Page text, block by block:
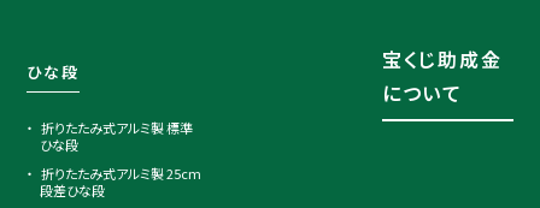
ひな段
折りたたみ式アルミ製 標準
ひな段
折りたたみ式アルミ製 25cm
段差ひな段
宝くじ助成金
について